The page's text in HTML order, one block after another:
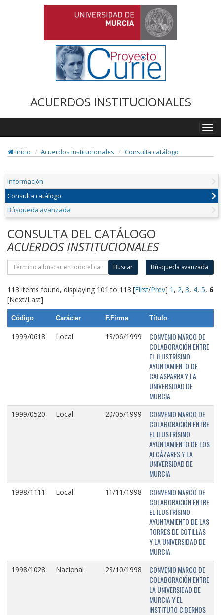
ACUERDOS INSTITUCIONALES
Inicio
Acuerdos institucionales Consulta catálogo
Información
Consulta catálogo
Búsqueda avanzada
CONSULTA DEL CATÁLOGO
ACUERDOS INSTITUCIONALES
Buscar Búsqueda avanzada
113 items found, displaying 101 to 113.[First/Prev] 1 , 2, 3, 4, 5, 6
[Next/Last]
Código Carácter F.Firma Título
1999/0618 Local 18/06/1999
CONVENIO MARCO DE
COLABORACIÓN ENTRE
EL ILUSTRÍSIMO
AYUNTAMIENTO DE
CALASPARRA Y LA
UNIVERSIDAD DE
MURCIA
1999/0520 Local 20/05/1999
CONVENIO MARCO DE
COLABORACIÓN ENTRE
EL ILUSTRÍSIMO
AYUNTAMIENTO DE LOS
ALCÁZARES Y LA
UNIVERSIDAD DE
MURCIA
1998/1111 Local 11/11/1998
CONVENIO MARCO DE
COLABORACIÓN ENTRE
EL ILUSTRÍSIMO
AYUNTAMIENTO DE LAS
TORRES DE COTILLAS
Y LA UNIVERSIDAD DE
MURCIA
1998/1028 Nacional 28/10/1998
CONVENIO MARCO DE
COLABORACIÓN ENTRE
LA UNIVERSIDAD DE
MURCIA Y EL
INSTITUTO CIBERNOS